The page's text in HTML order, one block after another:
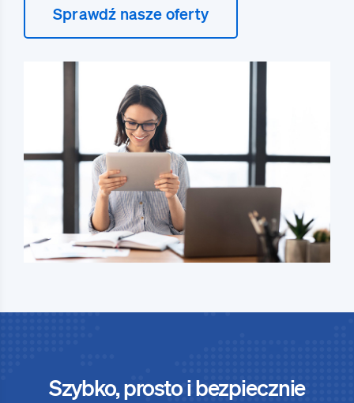
Sprawdź nasze oferty
Szybko, prosto i bezpiecznie